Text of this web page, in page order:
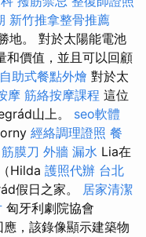
新竹推拿整骨推薦
地。 對於太陽能電池
和價值，並且可以回顧
自助式餐點外燴 對於太
摩 筋絡按摩課程 這位
山上。 seo軟體
經絡調理證照 餐
膜刀 外牆 漏水 Lia在
Hilda 護照代辦 台北
假日之家。 居家清潔
匈牙利劇院協會
應，該錄像顯示建築物